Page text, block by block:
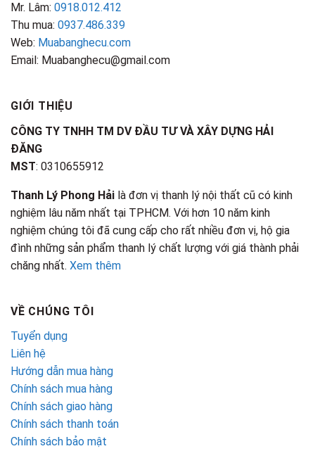
Mr. Lâm: 0918.012.412
Thu mua: 0937.486.339
Web: Muabanghecu.com
Email: Muabanghecu@gmail.com
GIỚI THIỆU
CÔNG TY TNHH TM DV ĐẦU TƯ VÀ XÂY DỰNG HẢI
ĐĂNG
MST: 0310655912
Thanh Lý Phong Hải là đơn vị thanh lý nội thất cũ có kinh
nghiệm lâu năm nhất tại TPHCM. Với hơn 10 năm kinh
nghiệm chúng tôi đã cung cấp cho rất nhiều đơn vị, hộ gia
đình những sản phẩm thanh lý chất lượng với giá thành phải
chăng nhất. Xem thêm
VỀ CHÚNG TÔI
Tuyển dụng
Liên hệ
Hướng dẫn mua hàng
Chính sách mua hàng
Chính sách giao hàng
Chính sách thanh toán
Chính sách bảo mật